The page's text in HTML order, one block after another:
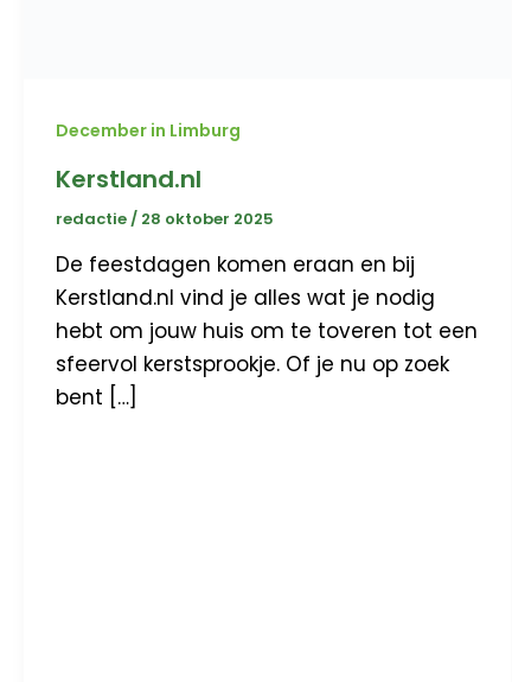
December in Limburg
Kerstland.nl
redactie / 28 oktober 2025
De feestdagen komen eraan en bij
Kerstland.nl vind je alles wat je nodig
hebt om jouw huis om te toveren tot een
sfeervol kerstsprookje. Of je nu op zoek
bent […]